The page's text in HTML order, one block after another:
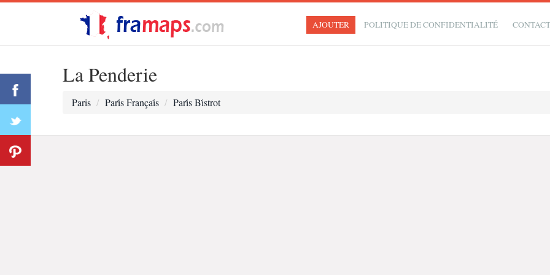
AJOUTER POLITIQUE DE CONFIDENTIALITÉ
La Penderie
Paris Pari̇s Françai̇s Pari̇s Bi̇strot